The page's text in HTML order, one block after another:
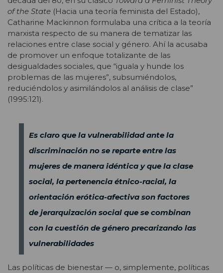
of the State (Hacia una teoría feminista del Estado),
Catharine Mackinnon formulaba una crítica a la teoría
marxista respecto de su manera de tematizar las
relaciones entre clase social y género. Ahí la acusaba
de promover un enfoque totalizante de las
desigualdades sociales, que “iguala y hunde los
problemas de las mujeres”, subsumiéndolos,
reduciéndolos y asimilándolos al análisis de clase”
(1995:121).
Es claro que la vulnerabilidad ante la
discriminación no se reparte entre las
mujeres de manera idéntica y que la clase
social, la pertenencia étnico-racial, la
orientación erótica-afectiva son factores
de jerarquización social que se combinan
con la cuestión de género precarizando las
vulnerabilidades
Las políticas de bienestar — o, simplemente, políticas